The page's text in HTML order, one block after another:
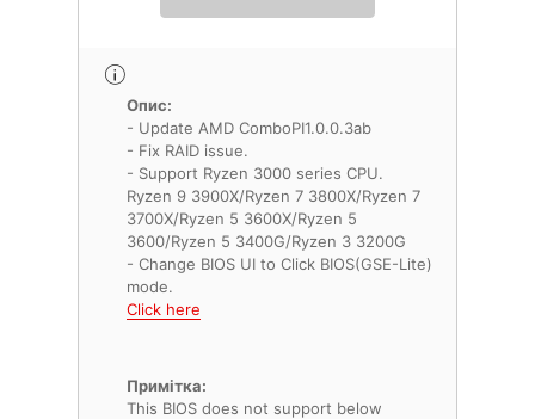
Опис:
- Update AMD ComboPI1.0.0.3ab
- Fix RAID issue.
- Support Ryzen 3000 series CPU.
Ryzen 9 3900X/Ryzen 7 3800X/Ryzen 7
3700X/Ryzen 5 3600X/Ryzen 5
3600/Ryzen 5 3400G/Ryzen 3 3200G
- Change BIOS UI to Click BIOS(GSE-Lite)
Click here
Примітка:
This BIOS does not support below